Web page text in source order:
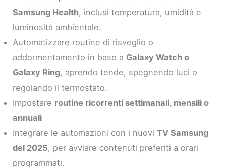
Samsung Health, inclusi temperatura, umidità e
luminosità ambientale.
Automatizzare routine di risveglio o
addormentamento in base a Galaxy Watch o
Galaxy Ring, aprendo tende, spegnendo luci o
regolando il termostato.
Impostare routine ricorrenti settimanali, mensili o
annuali
Integrare le automazioni con i nuoviTV Samsung
del 2025, per avviare contenuti preferiti a orari
programmati.